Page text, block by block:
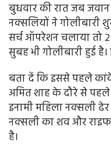
बुधवार की रात जब
नक्सलियों ने गोलीबारी
सर्च ऑपरेशन चलाया तो
सुबह भी गोलीबारी हुई
बता दें कि इससे पहले
अमित शाह के दौरे से
इनामी महिला नक्सली
नक्सली का शव और
है।